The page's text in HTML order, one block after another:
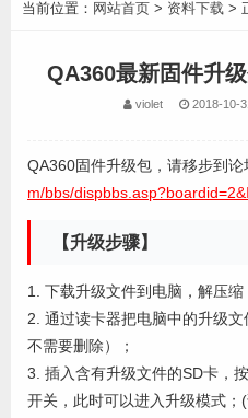
当前位置： 网站首页 > 资料下载 >
QA360最新固件升
violet 2018-10-
QA360固件升级包，请移步到论
m/bbs/
【升级步骤】
1. 下载升级文件到电脑，解压缩
2. 通过读卡器把电脑中的升级
不需要删除）；
3. 插入含有升级文件的SD卡，
开关，此时可以进入升级模式